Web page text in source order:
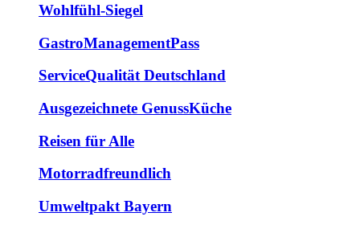
Wohlfühl-Siegel
GastroManagementPass
ServiceQualität Deutschland
Ausgezeichnete GenussKüche
Reisen für Alle
Motorradfreundlich
Umweltpakt Bayern